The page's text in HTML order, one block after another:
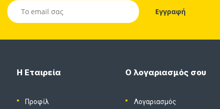
Η Εταιρεία
Προφίλ
Ο λογαριασμός σου
Λογαριασμός